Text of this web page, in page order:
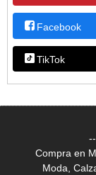
Facebook
TikTok
Compra en
Moda,